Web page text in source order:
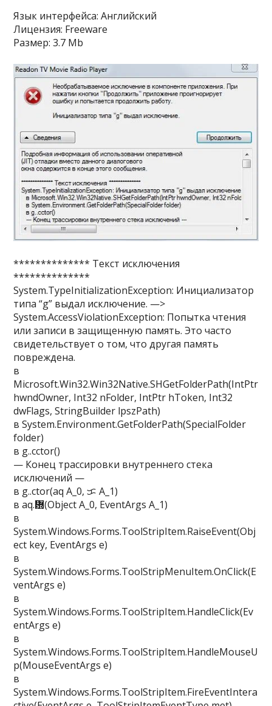
Язык интерфейса: Английский
Лицензия: Freeware
Размер: 3.7 Mb
************** Текст исключения
**************
System.TypeInitializationException: Инициализатор
типа “g” выдал исключение. —>
System.AccessViolationException: Попытка чтения
или записи в защищенную память. Это часто
свидетельствует о том, что другая память
повреждена.
в
Microsoft.Win32.Win32Native.SHGetFolderPath(IntPtr
hwndOwner, Int32 nFolder, IntPtr hToken, Int32
dwFlags, StringBuilder lpszPath)
в System.Environment.GetFolderPath(SpecialFolder
folder)
в g..cctor()
— Конец трассировки внутреннего стека
исключений —
в g..ctor(aq A_0, ᜃ A_1)
в aq.᜽(Object A_0, EventArgs A_1)
в
System.Windows.Forms.ToolStripItem.RaiseEvent(Obj
ect key, EventArgs e)
в
System.Windows.Forms.ToolStripMenuItem.OnClick(E
ventArgs e)
в
System.Windows.Forms.ToolStripItem.HandleClick(Ev
entArgs e)
в
System.Windows.Forms.ToolStripItem.HandleMouseU
p(MouseEventArgs e)
в
System.Windows.Forms.ToolStripItem.FireEventIntera